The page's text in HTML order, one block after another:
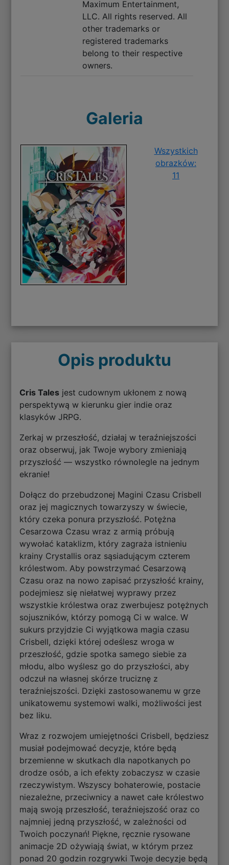
Maximum Entertainment,
LLC. All rights reserved. All
other trademarks or
registered trademarks
belong to their respective
owners.
Galeria
Wszystkich
obrazków:
11
Opis produktu
Cris Tales jest cudownym ukłonem z nową
perspektywą w kierunku gier indie oraz
klasyków JRPG.
Zerkaj w przeszłość, działaj w teraźniejszości
oraz obserwuj, jak Twoje wybory zmieniają
przyszłość — wszystko równolegle na jednym
ekranie!
Dołącz do przebudzonej Magini Czasu Crisbell
oraz jej magicznych towarzyszy w świecie,
który czeka ponura przyszłość. Potężna
Cesarzowa Czasu wraz z armią próbują
wywołać kataklizm, który zagraża istnieniu
krainy Crystallis oraz sąsiadującym czterem
królestwom. Aby powstrzymać Cesarzową
Czasu oraz na nowo zapisać przyszłość krainy,
podejmiesz się niełatwej wyprawy przez
wszystkie królestwa oraz zwerbujesz potężnych
sojuszników, którzy pomogą Ci w walce. W
sukurs przyjdzie Ci wyjątkowa magia czasu
Crisbell, dzięki której odeślesz wroga w
przeszłość, gdzie spotka samego siebie za
młodu, albo wyślesz go do przyszłości, aby
odczuł na własnej skórze truciznę z
teraźniejszości. Dzięki zastosowanemu w grze
unikatowemu systemowi walki, możliwości jest
bez liku.
Wraz z rozwojem umiejętności Crisbell, będziesz
musiał podejmować decyzje, które będą
brzemienne w skutkach dla napotkanych po
drodze osób, a ich efekty zobaczysz w czasie
rzeczywistym. Wszyscy bohaterowie, postacie
niezależne, przeciwnicy a nawet całe królestwo
mają swoją przeszłość, teraźniejszość oraz co
najmniej jedną przyszłość, w zależności od
Twoich poczynań! Piękne, ręcznie rysowane
animacje 2D ożywiają świat, w którym przez
ponad 20 godzin rozgrywki Twoje decyzje będą